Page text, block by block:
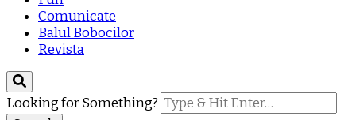
Comunicate
Balul Bobocilor
Revista
Looking for Something?